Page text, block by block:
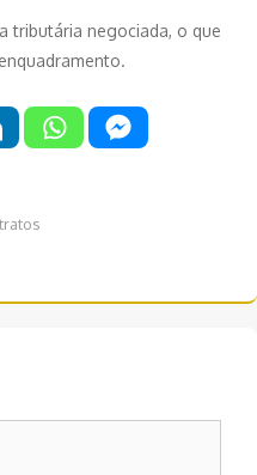
tributária negociada, o que